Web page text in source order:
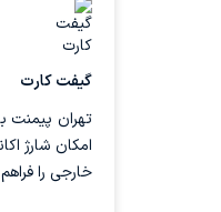
گیفت کارت
تهران پیمنت
امکان شارژ
خارجی را
خدمات تهران
می‌توانید
خود را